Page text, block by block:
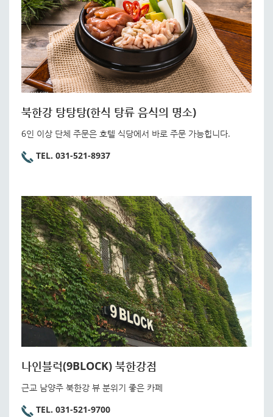
북한강 탕탕탕(한식 탕류 음식의 명소)
6인 이상 단체 주문은 호텔 식당에서 바로 주문 가능힙니다.
TEL. 031-521-8937
나인블럭(9BLOCK) 북한강점
근교 남양주 북한강 뷰 분위기 좋은 카페
TEL. 031-521-9700